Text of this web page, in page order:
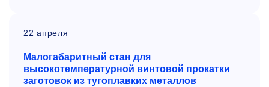
22 апреля
Малогабаритный стан для
высокотемпературной винтовой прокатки
заготовок из тугоплавких металлов